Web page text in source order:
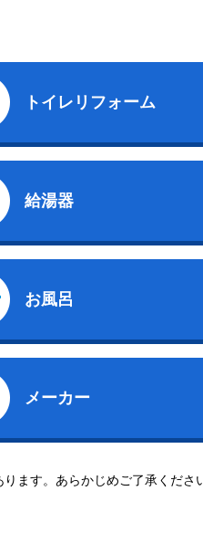
トイレリフォーム
給湯器
お風呂
メーカー
ます。あらかじめご了承くださ